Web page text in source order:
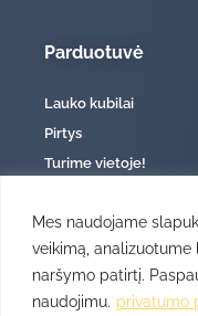
Mes naudojame
veikimą,
naršymo patirtį.
naudojimu. privatumo
Parduotuvė
Lauko kubilai
Pirtys
Turime vietoje!